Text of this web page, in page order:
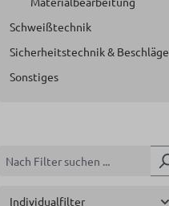
Schweißtechnik
Sicherheitstechnik & Beschläge
Sonstiges
Individualfilter